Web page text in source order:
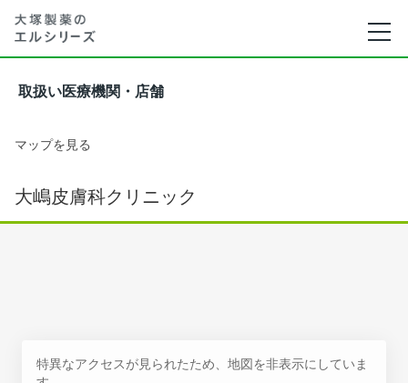
取扱い医療機関・店舗
マップを見る
大嶋皮膚科クリニック
特異なアクセスが見られたため、地図を非表示にしていま